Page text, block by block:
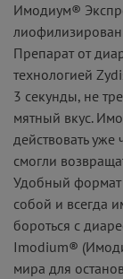
Имодиум®
Препарат от
технологией
3 секунды, не
мятный вкус.
действовать
смогли
Удобный формат
собой и всегда
бороться с
Imodium®
мира для